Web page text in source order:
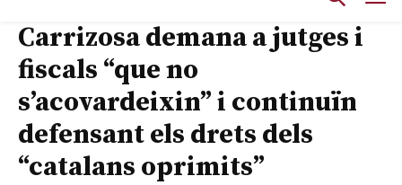
Carrizosa demana a jutges i
fiscals “que no
s’acovardeixin” i continuïn
defensant els drets dels
“catalans oprimits”